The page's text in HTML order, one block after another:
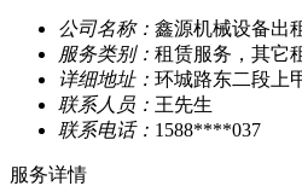
公司名称： 鑫源机械设备出
服务类别： 租赁服务，其它
详细地址： 环城路东二段上
联系人员： 王先生
联系电话： 1588****037
服务详情